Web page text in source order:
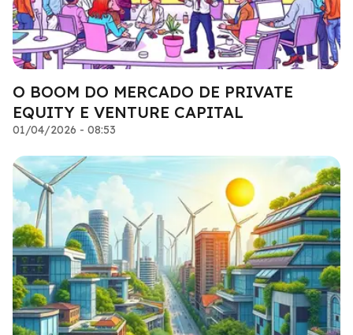
O BOOM DO MERCADO DE PRIVATE
EQUITY E VENTURE CAPITAL
01/04/2026 - 08:53